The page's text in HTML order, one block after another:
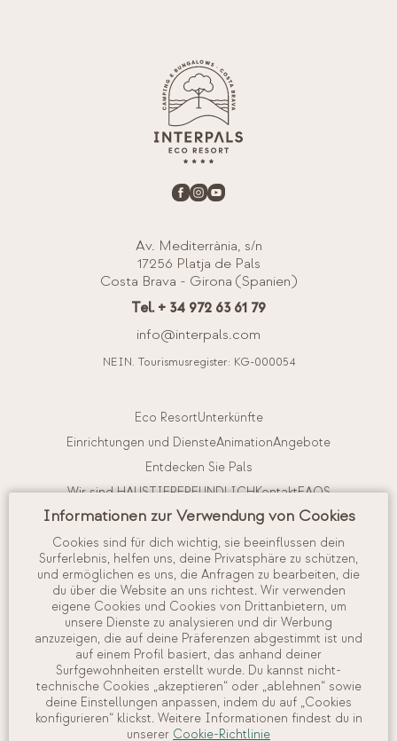
Av. Mediterrània, s/n
17256 Platja de Pals
Costa Brava - Girona (Spanien)
Tel. + 34 972 63 61 79
info@interpals.com
NEIN. Tourismusregister: KG-000054
Eco ResortUnterkünfte
Einrichtungen und DiensteAnimationAngebote
Entdecken Sie Pals
Wir sind HAUSTIERFREUNDLICHKontaktFAQS
Buchungsbedingungen
Reiserücktrittsversicherung
Interne Vorschriften Arbeite mit uns
Mein Account
Anzeigen und Verwalten Ihrer Buchung
Check in
Verfügbarkeit prüfen
Informationen zur Verwendung von Cookies
Cookies sind für dich wichtig, sie beeinflussen dein
Surferlebnis, helfen uns, deine Privatsphäre zu schützen,
und ermöglichen es uns, die Anfragen zu bearbeiten, die
du über die Website an uns richtest. Wir verwenden
eigene Cookies und Cookies von Drittanbietern, um
unsere Dienste zu analysieren und dir Werbung
anzuzeigen, die auf deine Präferenzen abgestimmt ist und
auf einem Profil basiert, das anhand deiner
Surfgewohnheiten erstellt wurde. Du kannst nicht-
technische Cookies „akzeptieren“ oder „ablehnen“ sowie
deine Einstellungen anpassen, indem du auf „Cookies
konfigurieren“ klickst. Weitere Informationen findest du in
unserer Cookie-Richtlinie